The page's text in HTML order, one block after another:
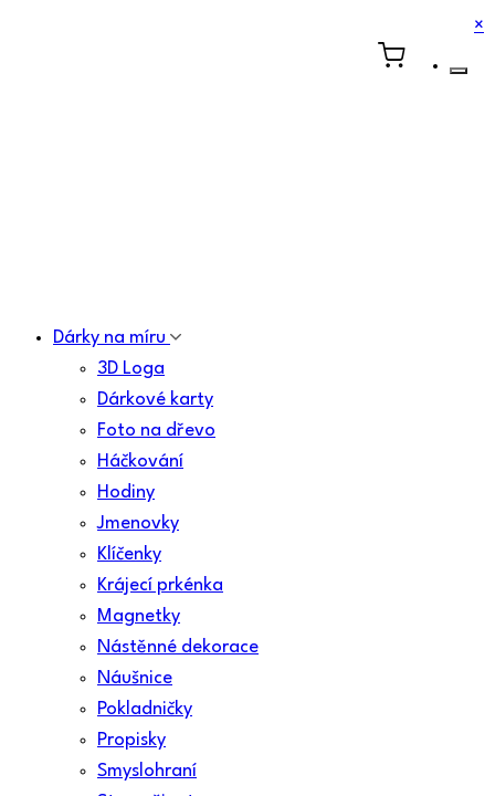
×
Dárky na míru
3D Loga
Dárkové karty
Foto na dřevo
Háčkování
Hodiny
Jmenovky
Klíčenky
Krájecí prkénka
Magnetky
Nástěnné dekorace
Náušnice
Pokladničky
Propisky
Smyslohraní